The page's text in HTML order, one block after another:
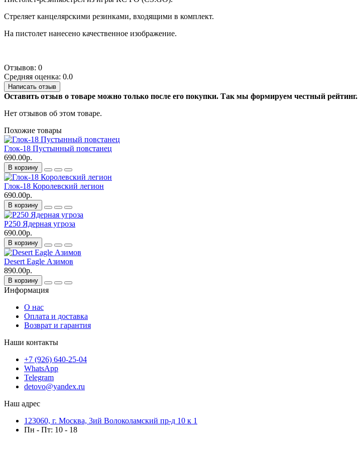
Стреляет канцелярскими резинками, входящими в комплект.
На пистолет нанесено качественное изображение.
Отзывов: 0
Средняя оценка: 0.0
Написать отзыв
Оставить отзыв о товаре можно только после его покупки. Так мы формируем честный рейтинг.
Нет отзывов об этом товаре.
Похожие товары
Глок-18 Пустынный повстанец
690.00р.
В корзину
Глок-18 Королевский легион
690.00р.
В корзину
P250 Ядерная угроза
690.00р.
В корзину
Desert Eagle Азимов
890.00р.
В корзину
Информация
О нас
Оплата и доставка
Возврат и гарантия
Наши контакты
+7 (926) 640-25-04
WhatsApp
Telegram
detovo@yandex.ru
Наш адрес
123060, г. Москва, 3ий Волоколамский пр-д 10 к 1
Пн - Пт: 10 - 18